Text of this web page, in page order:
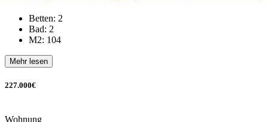
Betten: 2
Bad: 2
M2: 104
Mehr lesen
227.000€
Wohnung